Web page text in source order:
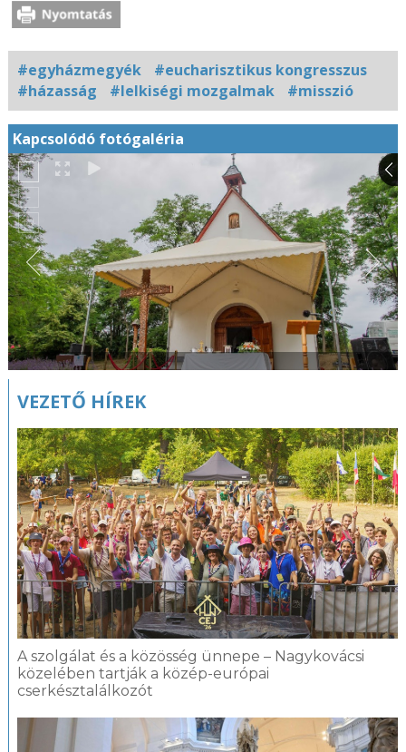
#egyházmegyék
#eucharisztikus kongresszus
#házasság
#lelkiségi mozgalmak #misszió
Kapcsolódó fotógaléria
VEZETŐ HÍREK
A szolgálat és a közösség ünnepe – Nagykovácsi
közelében tartják a közép-európai
cserkésztalálkozót